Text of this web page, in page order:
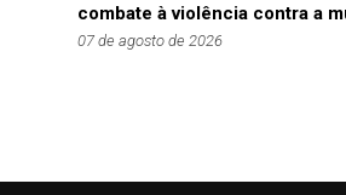
combate à violência contra a
07 de agosto de 2026